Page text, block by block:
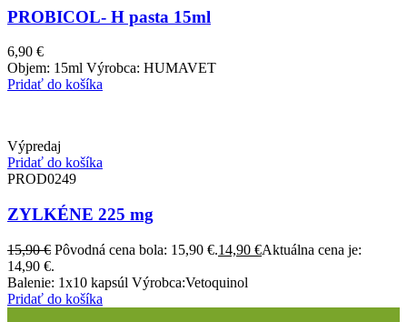
PROBICOL- H pasta 15ml
6,90 €
Objem: 15ml Výrobca: HUMAVET
Pridať do košíka
Výpredaj
Pridať do košíka
PROD0249
ZYLKÉNE 225 mg
15,90€ Pôvodná cena bola: 15,90 €.14,90 €Aktuálna cena je:
14,90 €.
Balenie: 1x10 kapsúl Výrobca:Vetoquinol
Pridať do košíka